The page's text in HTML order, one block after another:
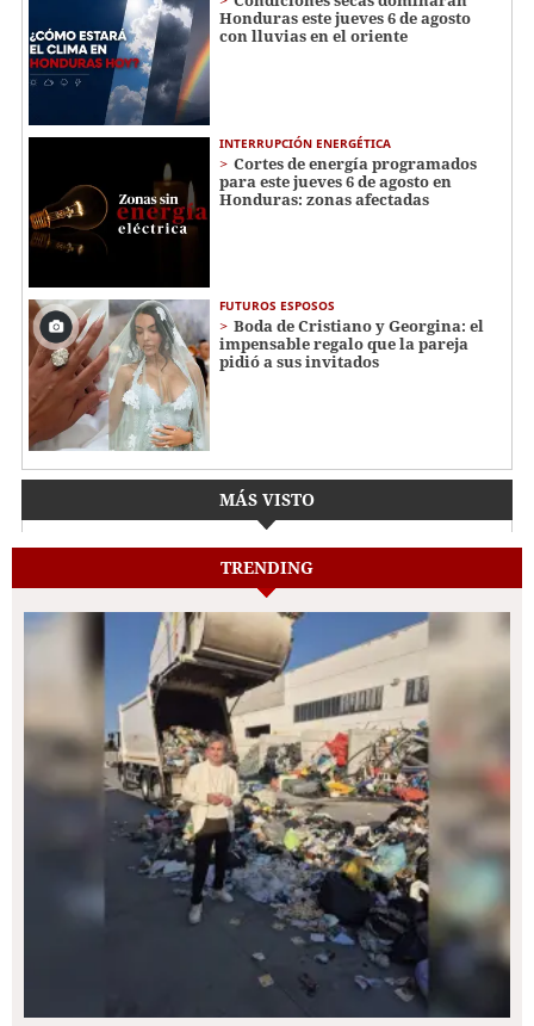
Honduras este jueves 6 de agosto
con lluvias en el oriente
INTERRUPCIÓN ENERGÉTICA
Cortes de energía programados
para este jueves 6 de agosto en
Honduras: zonas afectadas
FUTUROS ESPOSOS
Boda de Cristiano y Georgina: el
impensable regalo que la pareja
pidió a sus invitados
MÁS VISTO
TRENDING